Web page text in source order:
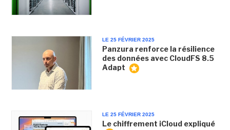
LE 25 FÉVRIER 2025
Panzura renforce la résilience
des données avec CloudFS 8.5
Adapt
LE 25 FÉVRIER 2025
Le chiffrement iCloud expliqué